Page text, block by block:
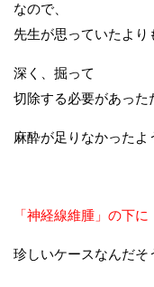
なので、
先生が思っていたより
深く、掘って
切除する必要があった
麻酔が足りなかったよ
「神経線維腫」の下に
珍しいケースなんだそ